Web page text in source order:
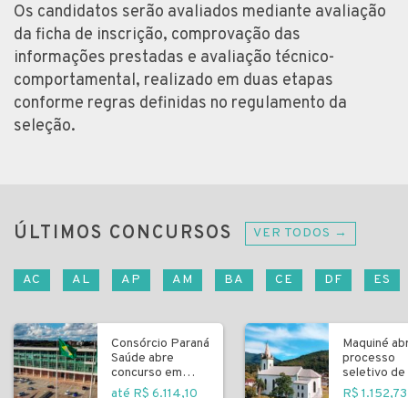
Os candidatos serão avaliados mediante avaliação
da ficha de inscrição, comprovação das
informações prestadas e avaliação técnico-
comportamental, realizado em duas etapas
conforme regras definidas no regulamento da
seleção.
ÚLTIMOS CONCURSOS VER TODOS →
AC AL AP AM BA CE DF ES
Consórcio Paraná
Saúde abre
concurso em
Curitiba
até R$ 6.114,10
Maquiné
processo
seletivo de
R$ 1.152,73